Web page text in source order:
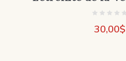
30,00$